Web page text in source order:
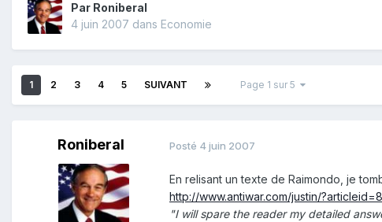
Par Roniberal
4 juin 2007 dans Economie
1 2 3 4 5 SUIVANT Page 1 sur 5
Roniberal Posté 4 juin 2007
En relisant un texte de Raimondo, je
http://www.antiwar.com/justin/
"I will spare the reader my detailed